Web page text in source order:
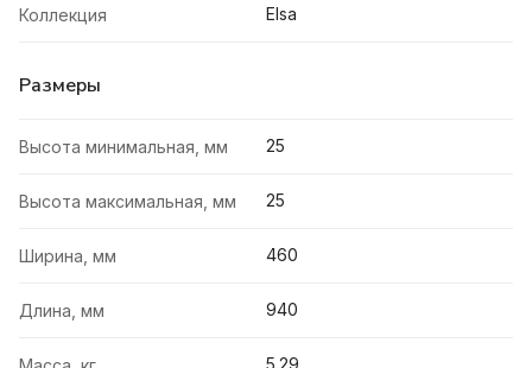
Коллекция Elsa
Размеры
Высота минимальная, мм 25
Высота максимальная, мм 25
Ширина, мм 460
Длина, мм 940